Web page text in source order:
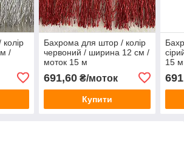
/
Бахрома для штор / колір
червоний / ширина 12 см /
моток 15 м
691,60₴/моток
Купити
15 м